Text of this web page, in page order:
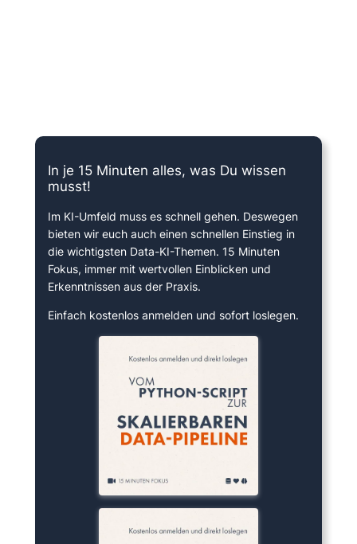
In je 15 Minuten alles, was Du wissen
musst!
Im KI-Umfeld muss es schnell gehen. Deswegen
bieten wir euch auch einen schnellen Einstieg in
die wichtigsten Data-KI-Themen. 15 Minuten
Fokus, immer mit wertvollen Einblicken und
Erkenntnissen aus der Praxis.
Einfach kostenlos anmelden und sofort loslegen.